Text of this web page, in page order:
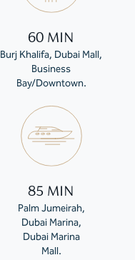
60 MIN
Burj Khalifa, Dubai Mall,
Business
Bay/Downtown.
85 MIN
Palm Jumeirah,
Dubai Marina,
Dubai Marina
Mall.